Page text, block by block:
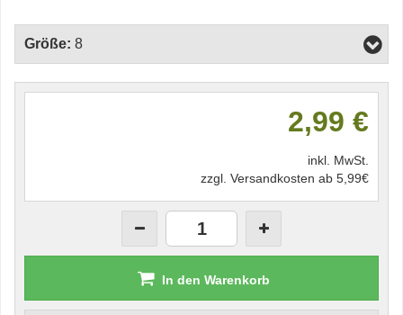
Größe: 8
2,99 €
inkl. MwSt.
zzgl. Versandkosten ab 5,99€
In den Warenkorb